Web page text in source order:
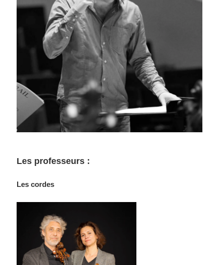
Les professeurs :
Les cordes